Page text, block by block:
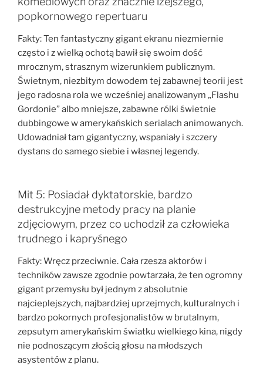
popkornowego repertuaru
Fakty: Ten fantastyczny gigant ekranu niezmiernie
często i z wielką ochotą bawił się swoim dość
mrocznym, strasznym wizerunkiem publicznym.
Świetnym, niezbitym dowodem tej zabawnej teorii jest
jego radosna rola we wcześniej analizowanym „Flashu
Gordonie” albo mniejsze, zabawne rólki świetnie
dubbingowe w amerykańskich serialach animowanych.
Udowadniał tam gigantyczny, wspaniały i szczery
dystans do samego siebie i własnej legendy.
Mit 5: Posiadał dyktatorskie, bardzo
destrukcyjne metody pracy na planie
zdjęciowym, przez co uchodził za człowieka
trudnego i kapryśnego
Fakty: Wręcz przeciwnie. Cała rzesza aktorów i
techników zawsze zgodnie powtarzała, że ten ogromny
gigant przemysłu był jednym z absolutnie
najcieplejszych, najbardziej uprzejmych, kulturalnych i
bardzo pokornych profesjonalistów w brutalnym,
zepsutym amerykańskim światku wielkiego kina, nigdy
nie podnoszącym złością głosu na młodszych
asystentów z planu.